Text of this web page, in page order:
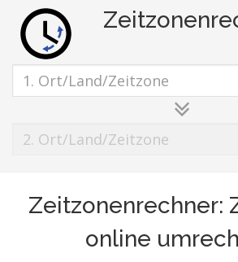
Zeitzonenrechner:
online